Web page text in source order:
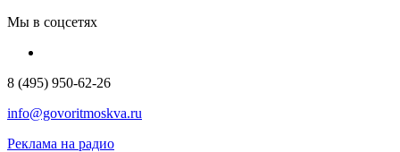
Мы в соцсетях
8 (495) 950-62-26
info@govoritmoskva.ru
Реклама на радио